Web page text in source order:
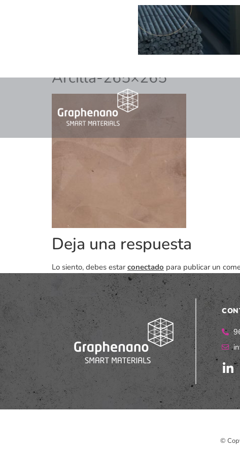
Arcilla-265×265
Deja una respuesta
Lo siento, debes estar conectado para publicar un
©